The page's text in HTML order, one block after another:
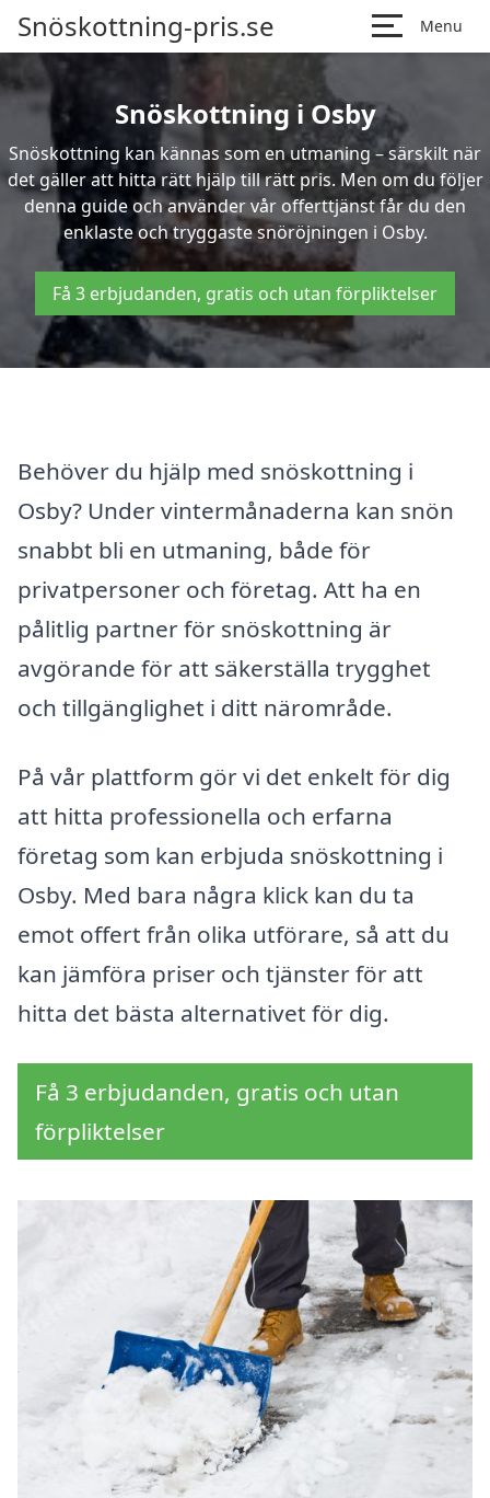
Snöskottning-pris.se Menu
Snöskottning i Osby
Snöskottning kan kännas som en utmaning – särskilt när
det gäller att hitta rätt hjälp till rätt pris. Men om du följer
denna guide och använder vår offerttjänst får du den
enklaste och tryggaste snöröjningen i Osby.
Få 3 erbjudanden, gratis och utan förpliktelser
Behöver du hjälp med snöskottning i
Osby? Under vintermånaderna kan snön
snabbt bli en utmaning, både för
privatpersoner och företag. Att ha en
pålitlig partner för snöskottning är
avgörande för att säkerställa trygghet
och tillgänglighet i ditt närområde.
På vår plattform gör vi det enkelt för dig
att hitta professionella och erfarna
företag som kan erbjuda snöskottning i
Osby. Med bara några klick kan du ta
emot offert från olika utförare, så att du
kan jämföra priser och tjänster för att
hitta det bästa alternativet för dig.
Få 3 erbjudanden, gratis och utan
förpliktelser